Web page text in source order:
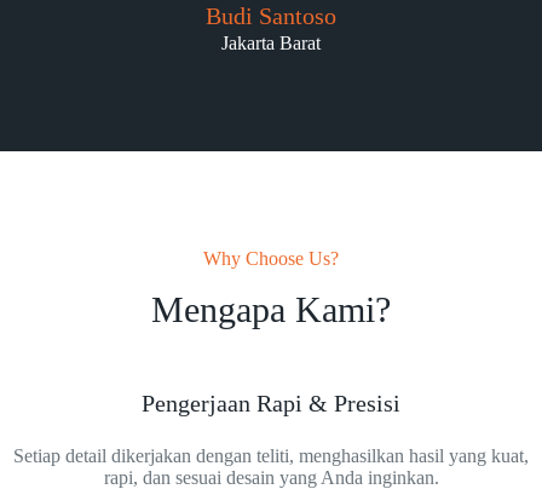
Budi Santoso
Jakarta Barat
Why Choose Us?
Mengapa Kami?
Pengerjaan Rapi & Presisi
Setiap detail dikerjakan dengan teliti, menghasilkan hasil yang kuat,
rapi, dan sesuai desain yang Anda inginkan.